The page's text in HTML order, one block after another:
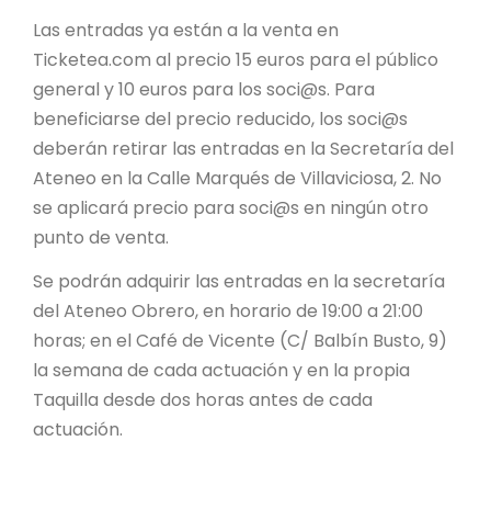
Las entradas ya están a la venta en
Ticketea.com al precio 15 euros para el público
general y 10 euros para los soci@s. Para
beneficiarse del precio reducido, los soci@s
deberán retirar las entradas en la Secretaría del
Ateneo en la Calle Marqués de Villaviciosa, 2. No
se aplicará precio para soci@s en ningún otro
punto de venta.
Se podrán adquirir las entradas en la secretaría
del Ateneo Obrero, en horario de 19:00 a 21:00
horas; en el Café de Vicente (C/ Balbín Busto, 9)
la semana de cada actuación y en la propia
Taquilla desde dos horas antes de cada
actuación.